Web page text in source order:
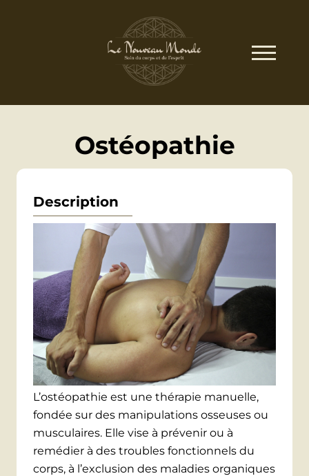
Ostéopathie
Description
L’ostéopathie est une thérapie manuelle,
fondée sur des manipulations osseuses ou
musculaires. Elle vise à prévenir ou à
remédier à des troubles fonctionnels du
corps, à l’exclusion des maladies organiques